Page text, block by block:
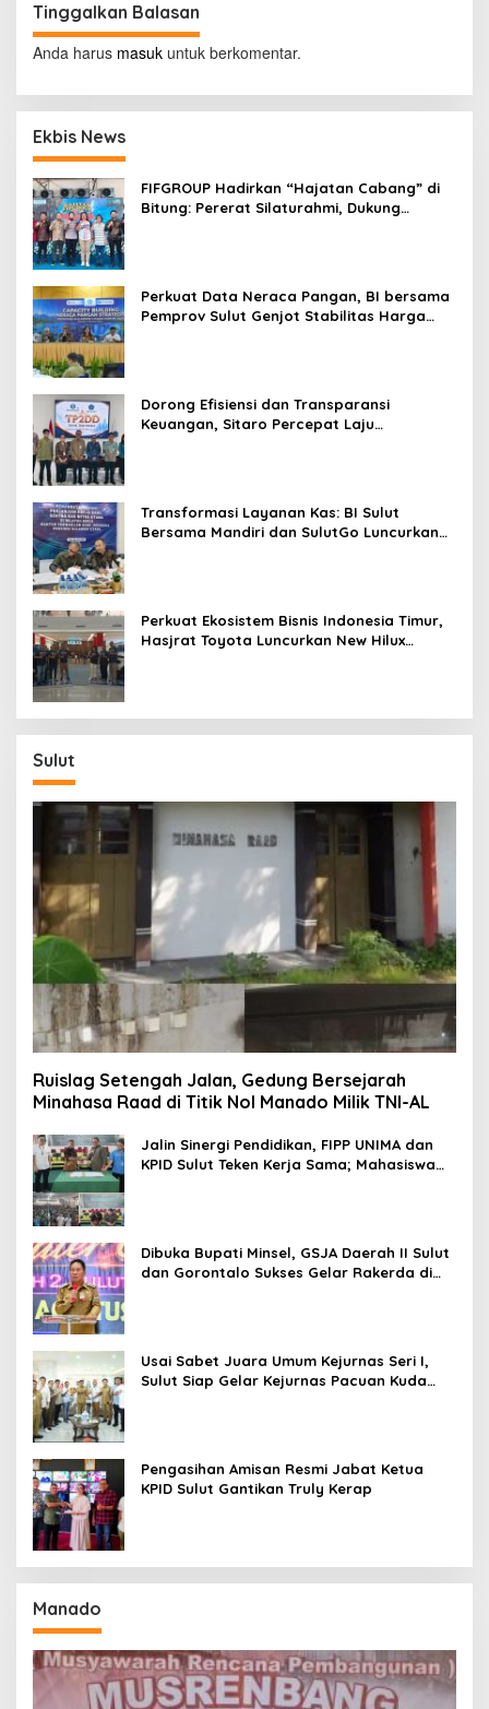
e
p
e
t
i
A
n
a
n
g
-
K
D
a
s
i
p
o
s
Tinggalkan Balasan
Anda harus masuk untuk berkomentar.
Ekbis News
FIFGROUP Hadirkan “Hajatan Cabang” di
Bitung: Pererat Silaturahmi, Dukung
Perkuat Data Neraca Pangan, BI bersama
Pemprov Sulut Genjot Stabilitas Harga
Dorong Efisiensi dan Transparansi
Keuangan, Sitaro Percepat Laju
Transformasi Layanan Kas: BI Sulut
Bersama Mandiri dan SulutGo Luncurkan
Perkuat Ekosistem Bisnis Indonesia Timur,
Hasjrat Toyota Luncurkan New Hilux
Sulut
Ruislag Setengah Jalan, Gedung Bersejarah
Minahasa Raad di Titik Nol Manado Milik TNI-AL
Jalin Sinergi Pendidikan, FIPP UNIMA dan
KPID Sulut Teken Kerja Sama; Mahasiswa
Dibuka Bupati Minsel, GSJA Daerah II Sulut
dan Gorontalo Sukses Gelar Rakerda di
Usai Sabet Juara Umum Kejurnas Seri I,
Sulut Siap Gelar Kejurnas Pacuan Kuda
Pengasihan Amisan Resmi Jabat Ketua
KPID Sulut Gantikan Truly Kerap
Manado